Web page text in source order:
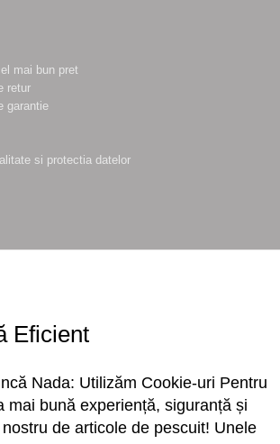
mai bun pret
retur
garantie
si protectia datelor
Vino alaturi de noi pe reteaua ta preferata. Te
Eficient
Nada: Utilizăm Cookie-uri Pentru
mai bună experiență, siguranță și
de articole de pescuit! Unele